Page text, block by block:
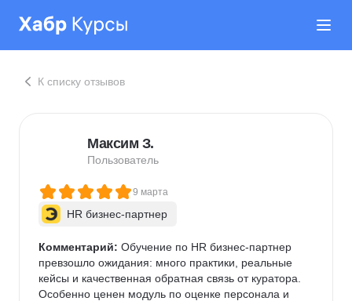
К списку отзывов
Максим З.
Пользователь
9 марта
HR бизнес-партнер
Комментарий: Обучение по HR бизнес-партнер
превзошло ожидания: много практики, реальные
кейсы и качественная обратная связь от куратора.
Особенно ценен модуль по оценке персонала и